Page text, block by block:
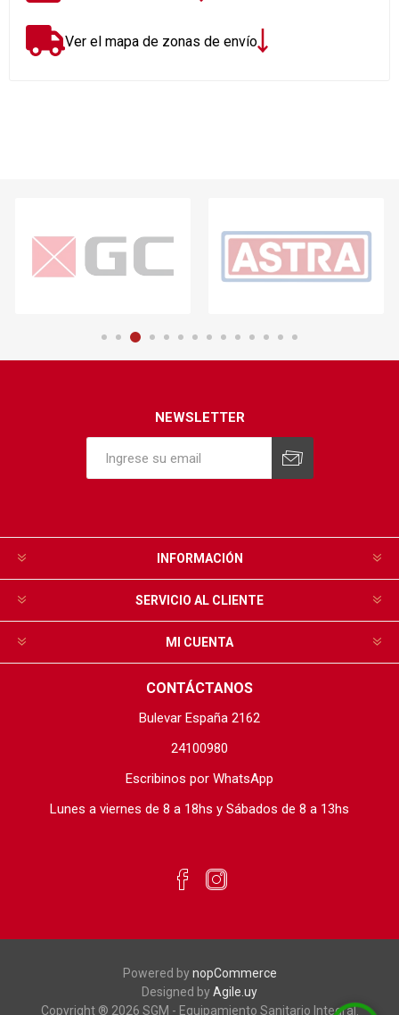
Ver el mapa de zonas de envío
NEWSLETTER
INFORMACIÓN
SERVICIO AL CLIENTE
MI CUENTA
CONTÁCTANOS
Bulevar España 2162
24100980
Escribinos por WhatsApp
Lunes a viernes de 8 a 18hs y Sábados de 8 a 13hs
Powered bynopCommerce
Designed byAgile.uy
Copyright ® 2026 SGM - Equipamiento Sanitario Integral.